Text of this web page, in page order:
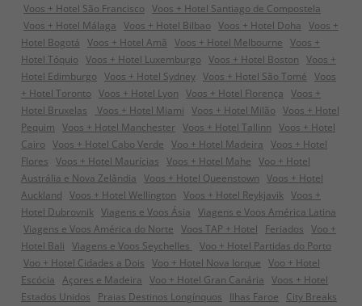
Voos + Hotel São Francisco Voos + Hotel Santiago de Compostela
Voos + Hotel Málaga Voos + Hotel Bilbao Voos + Hotel Doha Voos +
Hotel Bogotá Voos + Hotel Amã Voos + Hotel Melbourne Voos +
Hotel Tóquio Voos + Hotel Luxemburgo Voos + Hotel Boston Voos +
Hotel Edimburgo Voos + Hotel Sydney Voos + Hotel São Tomé Voos
+ Hotel Toronto Voos + Hotel Lyon Voos + Hotel Florença Voos +
Hotel Bruxelas
Voos + Hotel Miami Voos + Hotel Milão Voos + Hotel
Pequim Voos + Hotel Manchester Voos + Hotel Tallinn Voos + Hotel
Cairo Voos + Hotel Cabo Verde Voo + Hotel Madeira Voos + Hotel
Flores Voos + Hotel Maurícias Voos + Hotel Mahe Voo + Hotel
Austrália e Nova Zelândia Voos + Hotel Queenstown Voos + Hotel
Auckland Voos + Hotel Wellington Voos + Hotel Reykjavik Voos +
Hotel Dubrovnik Viagens e Voos Ásia Viagens e Voos América Latina
Viagens e Voos América do Norte Voos TAP + Hotel Feriados Voo +
Hotel Bali Viagens e Voos Seychelles
Voo + Hotel Partidas do Porto
Voo + Hotel Cidades a Dois Voo + Hotel Nova Iorque Voo + Hotel
Escócia Açores e Madeira Voo + Hotel Gran Canária Voos + Hotel
Estados Unidos
Praias Destinos Longínquos Ilhas Faroe
City Breaks